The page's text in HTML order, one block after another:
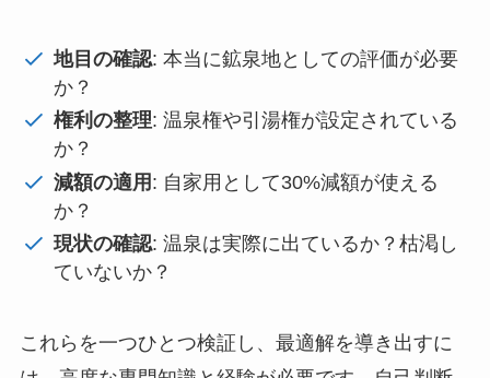
地目の確認: 本当に鉱泉地としての評価が必要
か？
権利の整理: 温泉権や引湯権が設定されている
か？
減額の適用 : 自家用として30%減額が使える
か？
現状の確認: 温泉は実際に出ているか？枯渇し
ていないか？
これらを一つひとつ検証し、最適解を導き出すに